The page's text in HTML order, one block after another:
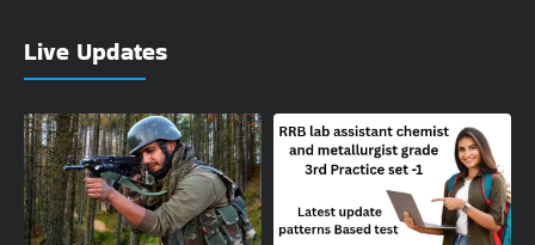
Live Updates